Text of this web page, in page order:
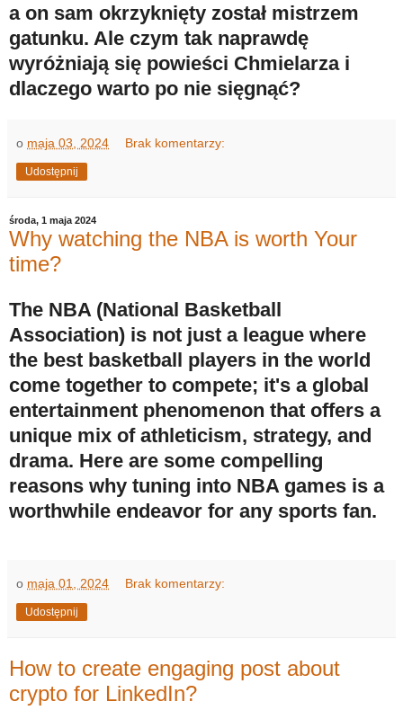
a on sam okrzyknięty został mistrzem
gatunku. Ale czym tak naprawdę
wyróżniają się powieści Chmielarza i
dlaczego warto po nie sięgnąć?
o maja 03, 2024 Brak komentarzy:
Udostępnij
środa, 1 maja 2024
Why watching the NBA is worth Your
time?
The NBA (National Basketball
Association) is not just a league where
the best basketball players in the world
come together to compete; it's a global
entertainment phenomenon that offers a
unique mix of athleticism, strategy, and
drama. Here are some compelling
reasons why tuning into NBA games is a
worthwhile endeavor for any sports fan.
o maja 01, 2024 Brak komentarzy:
Udostępnij
How to create engaging post about
crypto for LinkedIn?